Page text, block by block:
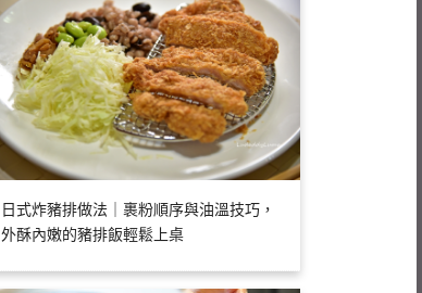
日式炸豬排做法｜裹粉順序與油溫技巧，
外酥內嫩的豬排飯輕鬆上桌